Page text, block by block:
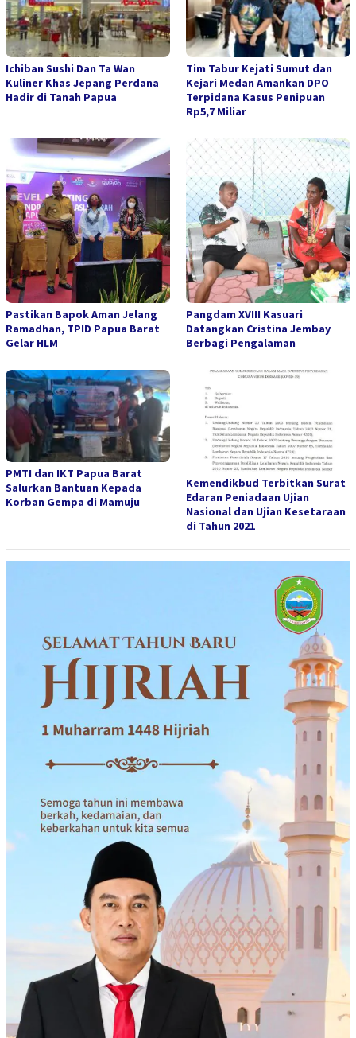
Ichiban Sushi Dan Ta Wan
Kuliner Khas Jepang Perdana
Hadir di Tanah Papua
Tim Tabur Kejati Sumut dan
Kejari Medan Amankan DPO
Terpidana Kasus Penipuan
Rp5,7 Miliar
Pastikan Bapok Aman Jelang
Ramadhan, TPID Papua Barat
Gelar HLM
Pangdam XVIII Kasuari
Datangkan Cristina Jembay
Berbagi Pengalaman
PMTI dan IKT Papua Barat
Salurkan Bantuan Kepada
Korban Gempa di Mamuju
Kemendikbud Terbitkan Surat
Edaran Peniadaan Ujian
Nasional dan Ujian Kesetaraan
di Tahun 2021